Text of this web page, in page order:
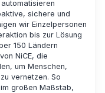
sichere und
wir Einzelpersonen
bis zur Lösung
150 Ländern
NiCE, die
um Menschen,
vernetzen. So
großen Maßstab,